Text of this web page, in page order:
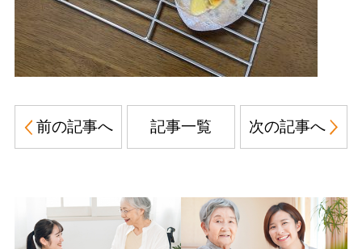
前の記事へ 次の記事へ
記事一覧